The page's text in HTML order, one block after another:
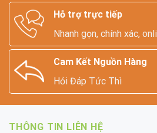
Hỗ trợ trực tiếp
Nhanh gọn, chính xác,
Cam Kết Nguồn Hàng
Hỏi Đáp Tức Thì
THÔNG TIN LIÊN HỆ